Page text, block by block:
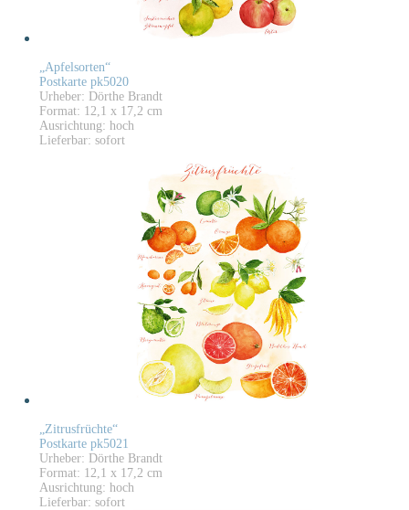
„Apfelsorten“
Postkarte pk5020
Urheber: Dörthe Brandt
Format: 12,1 x 17,2 cm
Ausrichtung: hoch
Lieferbar: sofort
„Zitrusfrüchte“
Postkarte pk5021
Urheber: Dörthe Brandt
Format: 12,1 x 17,2 cm
Ausrichtung: hoch
Lieferbar: sofort